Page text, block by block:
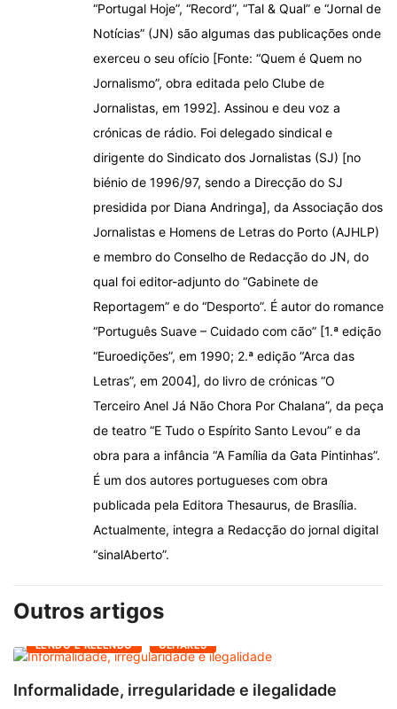
“Portugal Hoje”, “Record”, “Tal & Qual” e “Jornal de
Notícias” (JN) são algumas das publicações onde
exerceu o seu ofício [Fonte: “Quem é Quem no
Jornalismo”, obra editada pelo Clube de
Jornalistas, em 1992]. Assinou e deu voz a
crónicas de rádio. Foi delegado sindical e
dirigente do Sindicato dos Jornalistas (SJ) [no
biénio de 1996/97, sendo a Direcção do SJ
presidida por Diana Andringa], da Associação dos
Jornalistas e Homens de Letras do Porto (AJHLP)
e membro do Conselho de Redacção do JN, do
qual foi editor-adjunto do “Gabinete de
Reportagem” e do “Desporto”. É autor do romance
“Português Suave – Cuidado com cão” [1.ª edição
“Euroedições”, em 1990; 2.ª edição “Arca das
Letras”, em 2004], do livro de crónicas “O
Terceiro Anel Já Não Chora Por Chalana”, da peça
de teatro “E Tudo o Espírito Santo Levou” e da
obra para a infância “A Família da Gata Pintinhas”.
É um dos autores portugueses com obra
publicada pela Editora Thesaurus, de Brasília.
Actualmente, integra a Redacção do jornal digital
“sinalAberto”.
Outros artigos
LENDO E RELENDO OLHARES
Informalidade, irregularidade e ilegalidade